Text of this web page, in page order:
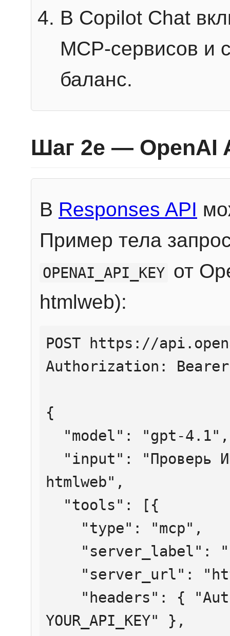
В Copilot Chat
MCP-сервисов и
баланс.
Шаг 2e — OpenAI
В Responses API
Пример тела
OPENAI_API_KEY от
htmlweb):
POST https://
Authorization:
{
htmlweb",
YOUR_API_KEY" },